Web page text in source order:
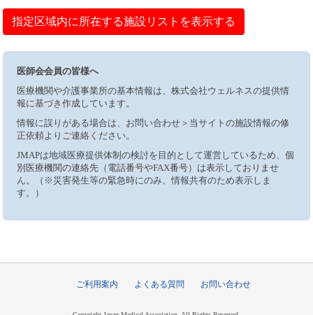
指定区域内に所在する施設リストを表示する
医師会会員の皆様へ
医療機関や介護事業所の基本情報は、株式会社ウェルネスの提供情
報に基づき作成しています。
情報に誤りがある場合は、お問い合わせ＞当サイトの施設情報の修
正依頼よりご連絡ください。
JMAPは地域医療提供体制の検討を目的として運営しているため、個
別医療機関の連絡先（電話番号やFAX番号）は表示しておりませ
ん。（※災害発生等の緊急時にのみ、情報共有のため表示しま
す。）
ご利用案内 よくある質問 お問い合わせ